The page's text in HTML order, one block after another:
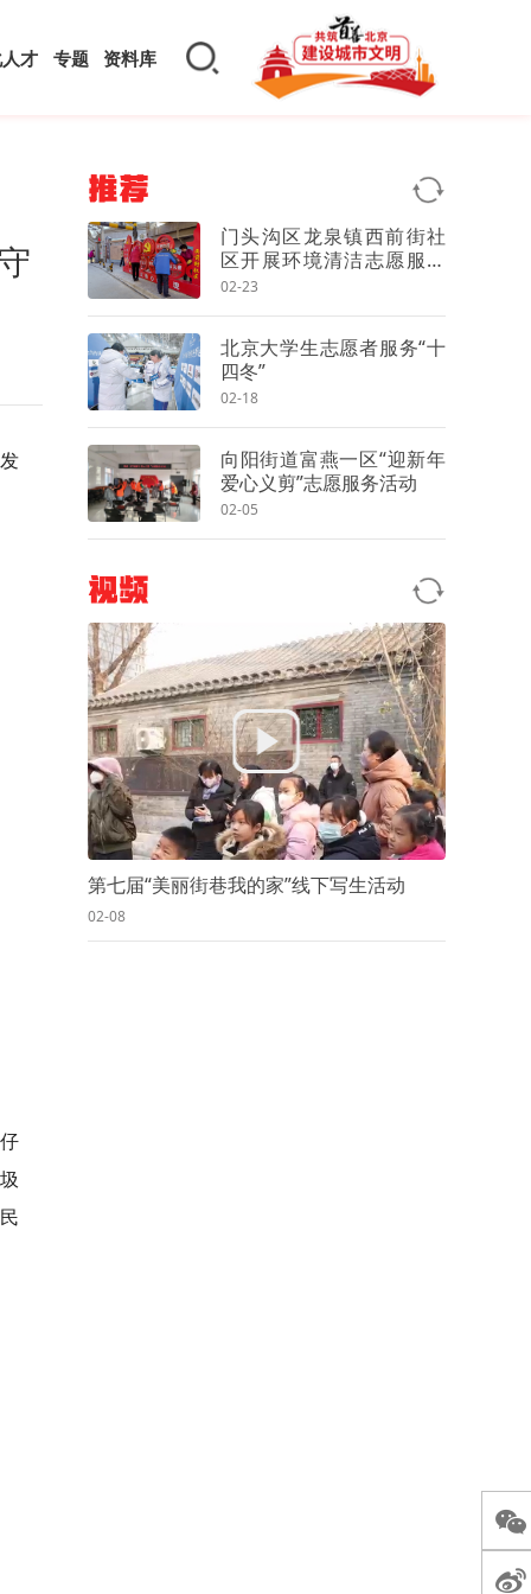
才 专题 资料库
推荐
门头沟区龙泉镇西前街社
区开展环境清洁志愿服务
活动
02-23
北京大学生志愿者服务“十
四冬”
02-18
向阳街道富燕一区“迎新年
爱心义剪”志愿服务活动
02-05
视频
第七届“美丽街巷我的家”线下写生活动
02-08